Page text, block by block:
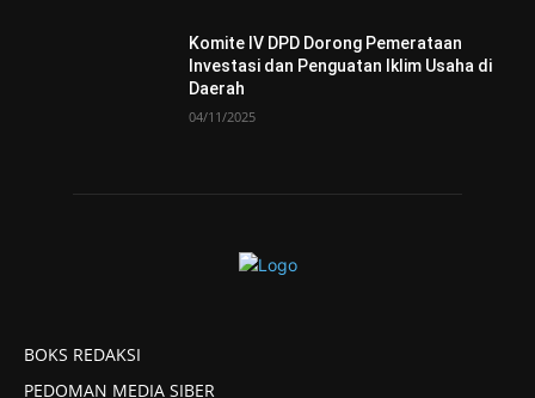
Komite IV DPD Dorong Pemerataan
Investasi dan Penguatan Iklim Usaha di
Daerah
04/11/2025
BOKS REDAKSI
PEDOMAN MEDIA SIBER